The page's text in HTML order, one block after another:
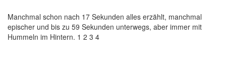
Manchmal schon nach 17 Sekunden alles erzählt, manchmal
epischer und bis zu 59 Sekunden unterwegs, aber immer mit
Hummeln im Hintern. 1 2 3 4